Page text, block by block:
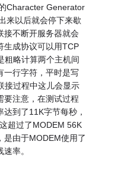
Character Generator
来以后就会停下来歇
接不断开服务器就会
生成协议可以用TCP
粗略计算两个主机间
一行字符，平时是写
接过程中这儿会显示
要注意，在测试过程
到了11K字节每秒，
超过了MODEM 56K
是由于MODEM使用了
率。